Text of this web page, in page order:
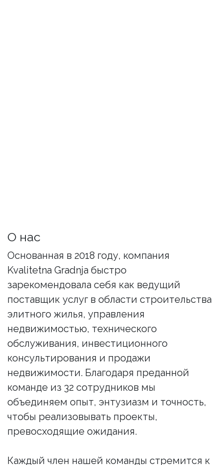
О нас
Основанная в 2018 году, компания
Kvalitetna Gradnja быстро
зарекомендовала себя как ведущий
поставщик услуг в области строительства
элитного жилья, управления
недвижимостью, технического
обслуживания, инвестиционного
консультирования и продажи
недвижимости. Благодаря преданной
команде из 32 сотрудников мы
объединяем опыт, энтузиазм и точность,
чтобы реализовывать проекты,
превосходящие ожидания.
Каждый член нашей команды стремится к